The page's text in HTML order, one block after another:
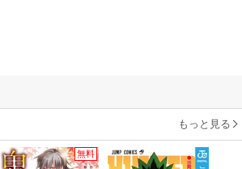
もっと見る
無料